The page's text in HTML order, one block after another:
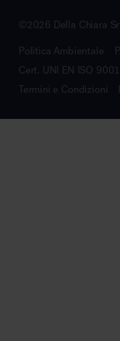
©2026 Della Chiara
Politica Ambientale
Cert. UNI EN ISO
Termini e Condizioni